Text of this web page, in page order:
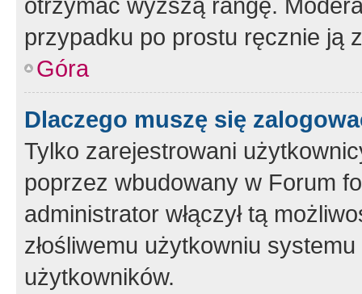
przypadku po prostu ręcznie ją
Góra
Dlaczego muszę się
Tylko zarejestrowani
poprzez wbudowany w Forum
administrator włączył tą
złośliwemu użytkowniu
użytkowników.